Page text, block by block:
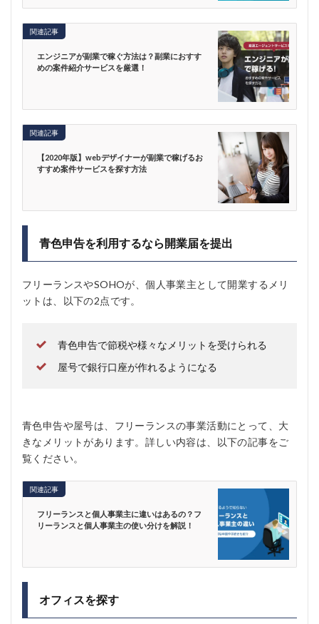
関連記事
エンジニアが副業で稼ぐ方法は？副業におすす
めの案件紹介サービスを厳選！
関連記事
【2020年版】webデザイナーが副業で稼げるお
すすめ案件サービスを探す方法
青色申告を利用するなら開業届を提出
フリーランスやSOHOが、個人事業主として開業するメリ
ットは、以下の2点です。
青色申告で節税や様々なメリットを受けられる
屋号で銀行口座が作れるようになる
青色申告や屋号は、フリーランスの事業活動にとって、大
きなメリットがあります。詳しい内容は、以下の記事をご
覧ください。
関連記事
フリーランスと個人事業主に違いはあるの？フ
リーランスと個人事業主の使い分けを解説！
オフィスを探す